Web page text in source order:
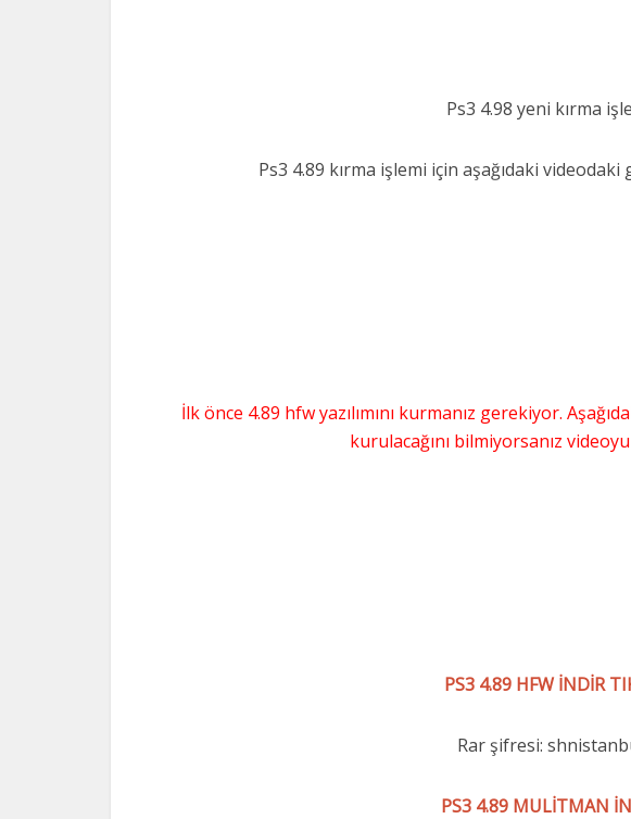
Ps3 4.98 yeni kırma
Ps3 4.89 kırma işlemi için aşağıdaki
İlk önce 4.89 hfw yazılımını kurmanız gerekiyor.
kurulacağını bilmiyorsanız
PS3 4.89 HFW İNDİR
Rar şifresi:
PS3 4.89 MULİTMAN